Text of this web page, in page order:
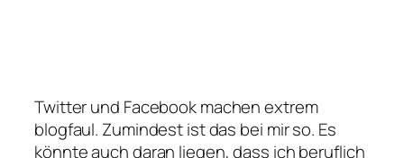
Twitter und Facebook machen extrem
blogfaul. Zumindest ist das bei mir so. Es
könnte auch daran liegen, dass ich beruflich